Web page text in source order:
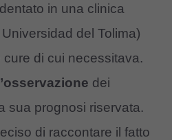
in una clinica
del Tolima)
cure di cui necessitava.
dei
sua prognosi riservata.
di raccontare il fatto